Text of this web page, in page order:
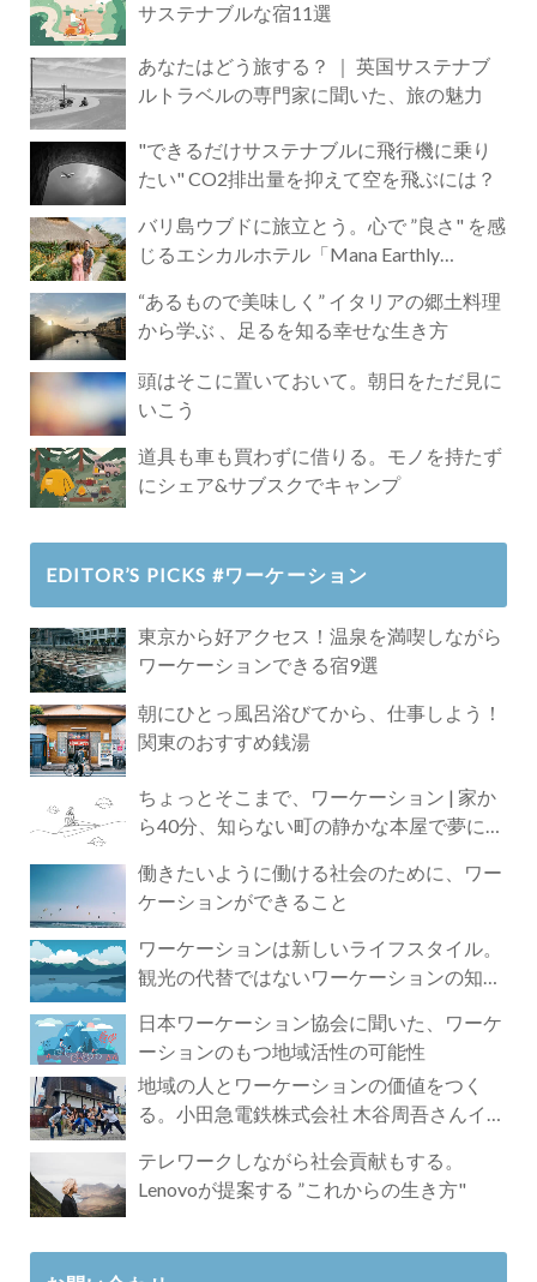
サステナブルな宿11選
あなたはどう旅する？ ｜ 英国サステナブ
ルトラベルの専門家に聞いた、旅の魅力
"できるだけサステナブルに飛行機に乗り
たい" CO2排出量を抑えて空を飛ぶには？
バリ島ウブドに旅立とう。心で ”良さ" を感
じるエシカルホテル「Mana Earthly
“あるもので美味しく” イタリアの郷土料理
から学ぶ 、足るを知る幸せな生き方
頭はそこに置いておいて。朝日をただ見に
いこう
道具も車も買わずに借りる。モノを持たず
にシェア&サブスクでキャンプ
EDITOR’S PICKS #ワーケーション
東京から好アクセス！温泉を満喫しながら
ワーケーションできる宿9選
朝にひとっ風呂浴びてから、仕事しよう！
関東のおすすめ銭湯
ちょっとそこまで、ワーケーション | 家か
ら40分、知らない町の静かな本屋で夢に近
働きたいように働ける社会のために、ワー
ケーションができること
ワーケーションは新しいライフスタイル。
観光の代替ではないワーケーションの知ら
日本ワーケーション協会に聞いた、ワーケ
ーションのもつ地域活性の可能性
地域の人とワーケーションの価値をつく
る。小田急電鉄株式会社 木谷周吾さんイン
テレワークしながら社会貢献もする。
Lenovoが提案する ”これからの生き方"